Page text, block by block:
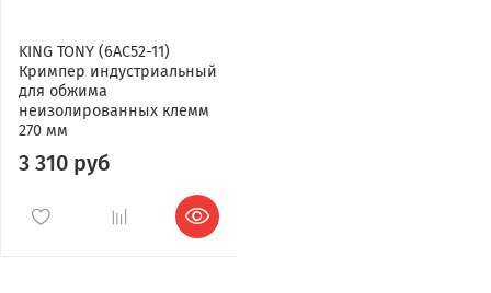
KING TONY (6AC52-11)
Кримпер индустриальный
для обжима
неизолированных клемм
270 мм
3 310 руб